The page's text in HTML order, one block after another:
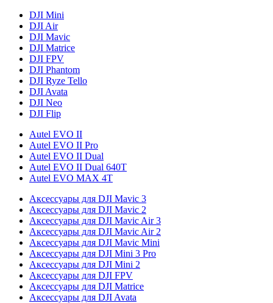
DJI Mini
DJI Air
DJI Mavic
DJI Matrice
DJI FPV
DJI Phantom
DJI Ryze Tello
DJI Avata
DJI Neo
DJI Flip
Autel EVO II
Autel EVO II Pro
Autel EVO II Dual
Autel EVO II Dual 640T
Autel EVO MAX 4T
Аксессуары для DJI Mavic 3
Аксессуары для DJI Mavic 2
Аксессуары для DJI Mavic Air 3
Аксессуары для DJI Mavic Air 2
Аксессуары для DJI Mavic Mini
Аксессуары для DJI Mini 3 Pro
Аксессуары для DJI Mini 2
Аксессуары для DJI FPV
Аксессуары для DJI Matrice
Аксессуары для DJI Avata